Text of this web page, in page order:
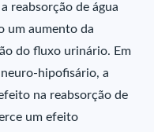
reabsorção de água
um aumento da
do fluxo urinário. Em
neuro-hipofisário, a
na reabsorção de
um efeito